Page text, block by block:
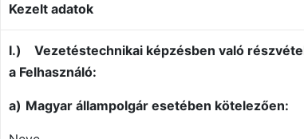
Kezelt adatok
I.) Vezetéstechnikai képzésben való
a Felhasználó:
a) Magyar állampolgár esetében kötelezően: